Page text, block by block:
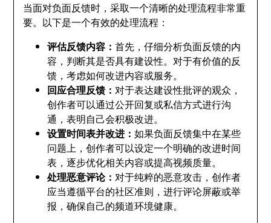
当面对负面反馈时，采取一个清晰的处理流程非常重
要。以下是一个有效的处理流程：
评估反馈内容：首先，仔细分析负面反馈的内
容，判断其是否具有建设性。对于有价值的反
馈，考虑如何改进内容或服务。
回应合理反馈：对于表达建设性批评的观众，
创作者可以通过公开回复或私信方式进行沟
通，表明自己会积极改进。
设置时间表并改进：如果负面反馈集中在某些
问题上，创作者可以设定一个明确的改进时间
表，逐步优化相关内容或提高视频质量。
处理恶意评论：对于纯粹的恶意攻击，创作者
应当遵循平台的社区准则，进行评论屏蔽或举
报，确保自己的频道环境健康。